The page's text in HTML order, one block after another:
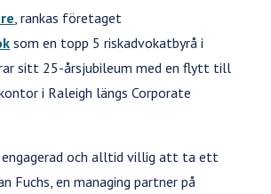
, rankas företaget
som en topp 5 riskadvokatbyrå i
sitt 25-årsjubileum med en flytt till
i Raleigh längs Corporate
engagerad och alltid villig att ta ett
Fuchs, en managing partner på